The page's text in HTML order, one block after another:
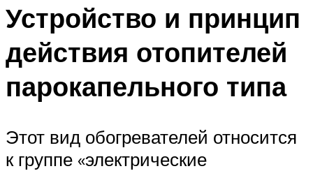
Устройство и принцип
действия отопителей
парокапельного типа
Этот вид обогревателей относится
к группе «электрические